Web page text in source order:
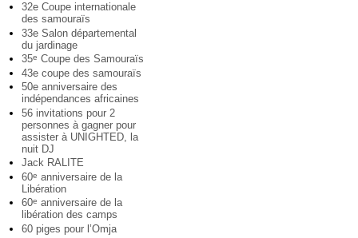
32e Coupe internationale
des samouraïs
33e Salon départemental
du jardinage
35e Coupe des Samouraïs
43e coupe des samouraïs
50e anniversaire des
indépendances africaines
56 invitations pour 2
personnes à gagner pour
assister à UNIGHTED, la
nuit DJ
Jack RALITE
60e anniversaire de la
Libération
60e anniversaire de la
libération des camps
60 piges pour l’Omja